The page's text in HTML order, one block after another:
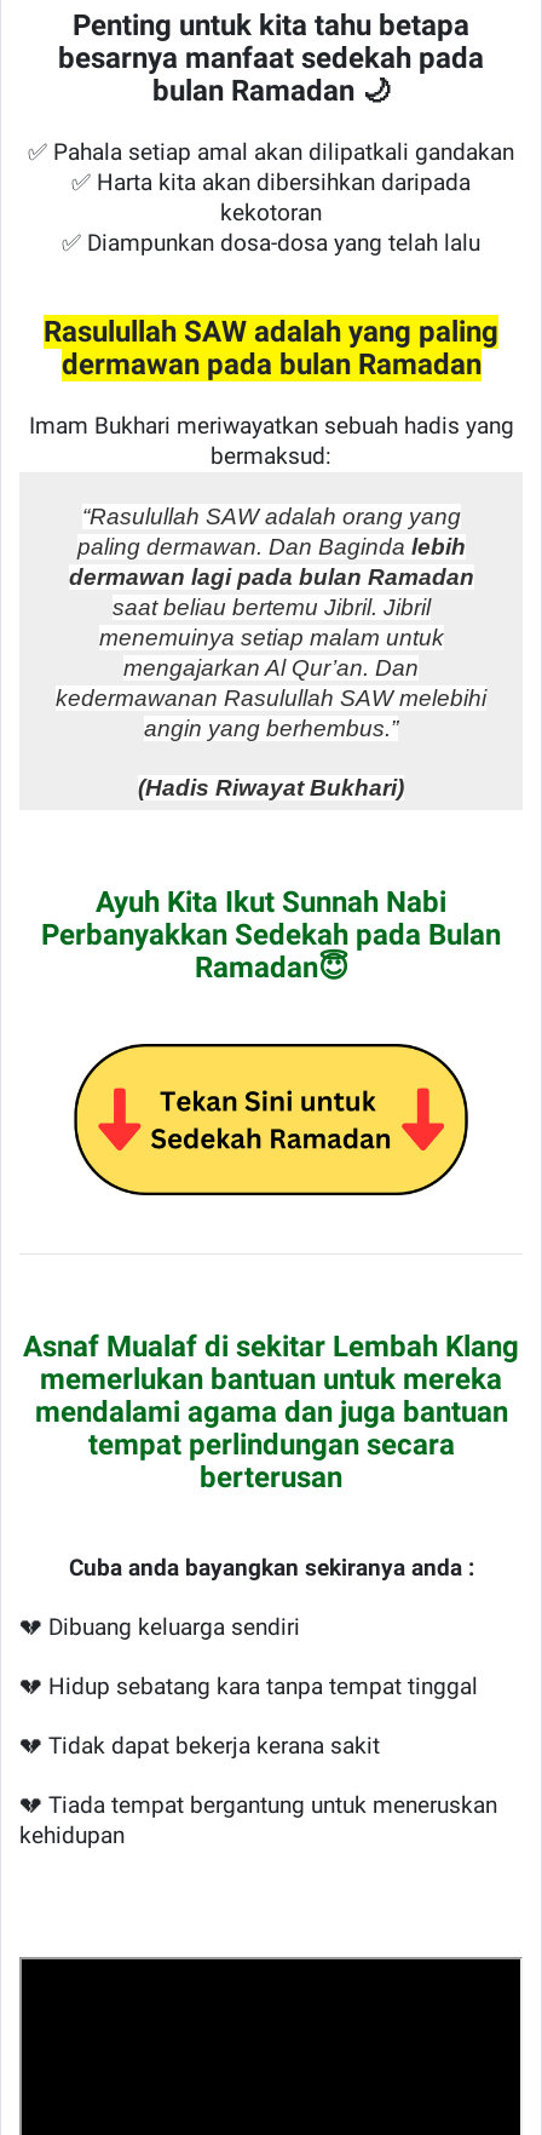
Penting untuk kita tahu betapa
besarnya manfaat sedekah pada
bulan Ramadan 🌙
✅ Pahala setiap amal akan dilipatkali gandakan
✅ Harta kita akan dibersihkan daripada
kekotoran
✅ Diampunkan dosa-dosa yang telah lalu
Rasulullah SAW adalah yang paling
dermawan pada bulan Ramadan
Imam Bukhari meriwayatkan sebuah hadis yang
bermaksud:
“Rasulullah SAW adalah orang yang
paling dermawan. Dan Baginda lebih
dermawan lagi pada bulan Ramadan
saat beliau bertemu Jibril. Jibril
menemuinya setiap malam untuk
mengajarkan Al Qur’an. Dan
kedermawanan Rasulullah SAW melebihi
angin yang berhembus.”
(Hadis Riwayat Bukhari)
Ayuh Kita Ikut Sunnah Nabi
Perbanyakkan Sedekah pada Bulan
Ramadan😇
Asnaf Mualaf di sekitar Lembah Klang
memerlukan bantuan untuk mereka
mendalami agama dan juga bantuan
tempat perlindungan secara
berterusan
Cuba anda bayangkan sekiranya anda :
💔 Dibuang keluarga sendiri
💔 Hidup sebatang kara tanpa tempat tinggal
💔 Tidak dapat bekerja kerana sakit
💔 Tiada tempat bergantung untuk meneruskan
kehidupan